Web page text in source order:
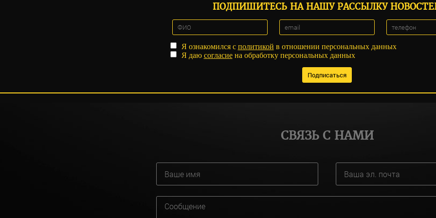
ПОДПИШИТЕСЬ НА НАШУ РАССЫЛКУ
Я ознакомился с политикой в отношении персональных данных
Я даю согласиена обработку персональных данных
СВЯЗЬ С НАМИ